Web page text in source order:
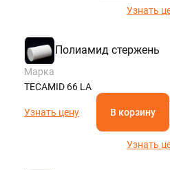
Узнать
Полиамид стержень
Марка
TECAMID 66 LA
Узнать цену В корзину
Узнать